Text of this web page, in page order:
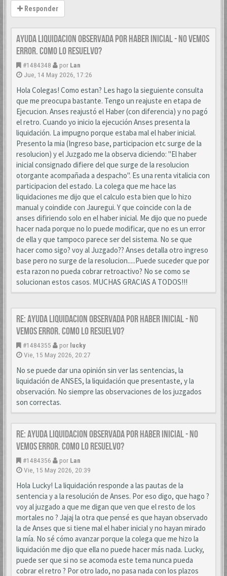
Responder
AYUDA LIQUIDACION OBSERVADA POR HABER INICIAL - NO VEMOS
ERROR. COMO LO RESUELVO?
#1484348 por Lan
Jue, 14 May 2026, 17:26
Hola Colegas! Como estan? Les hago la sieguiente consulta
que me preocupa bastante. Tengo un reajuste en etapa de
Ejecucion. Anses reajustó el Haber (con diferencia) y no pagó
el retro. Cuando yo inicio la ejecución Anses presenta la
liquidación. La impugno porque estaba mal el haber inicial.
Presento la mia (Ingreso base, participacion etc surge de la
resolucion) y el Juzgado me la observa diciendo: "El haber
inicial consignado difiere del que surge de la resolucion
otorgante acompañada a despacho". Es una renta vitalicia con
participacion del estado. La colega que me hace las
liquidaciones me dijo que el calculo esta bien que lo hizo
manual y coindide con Jauregui. Y que coincide con la de
anses difiriendo solo en el haber inicial. Me dijo que no puede
hacer nada porque no lo puede modificar, que no es un error
de ella y que tampoco parece ser del sistema. No se que
hacer como sigo? voy al Juzgado?? Anses detalla otro ingreso
base pero no surge de la resolucion.....Puede suceder que por
esta razon no pueda cobrar retroactivo? No se como se
solucionan estos casos. MUCHAS GRACIAS A TODOS!!!
Re: AYUDA LIQUIDACION OBSERVADA POR HABER INICIAL - NO
VEMOS ERROR. COMO LO RESUELVO?
#1484355 por lucky
Vie, 15 May 2026, 20:27
No se puede dar una opinión sin ver las sentencias, la
liquidación de ANSES, la liquidación que presentaste, y la
observación. No siempre las observaciones de los juzgados
son correctas.
Re: AYUDA LIQUIDACION OBSERVADA POR HABER INICIAL - NO
VEMOS ERROR. COMO LO RESUELVO?
#1484356 por Lan
Vie, 15 May 2026, 20:39
Hola Lucky! La liquidación responde a las pautas de la
sentencia y a la resolución de Anses. Por eso digo, que hago ?
voy al juzgado a que me digan que ven que el resto de los
mortales no ? Jajaj la otra que pensé es que hayan observado
la de Anses que si tiene mal el haber inicial y no hayan mirado
la mía. No sé cómo avanzar porque la colega que me hizo la
liquidación me dijo que ella no puede hacer más nada. Lucky,
puede ser que si no se acomoda este tema nunca pueda
cobrar el retro ? Por otro lado, no pasa nada con los plazos